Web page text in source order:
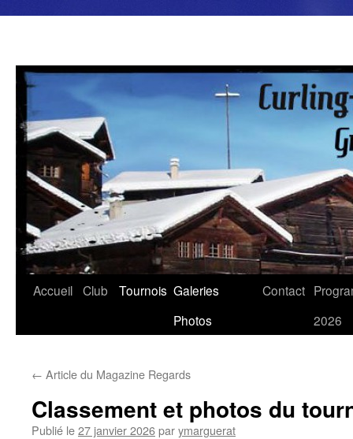
Accueil Club Tournois Galeries
Photos
Contact
2026
← Article du Magazine Regards
Classement et photos du
Publié le27 janvier 2026parymarguerat